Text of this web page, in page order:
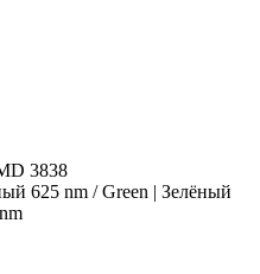
3838
625 nm / Green | Зелёный